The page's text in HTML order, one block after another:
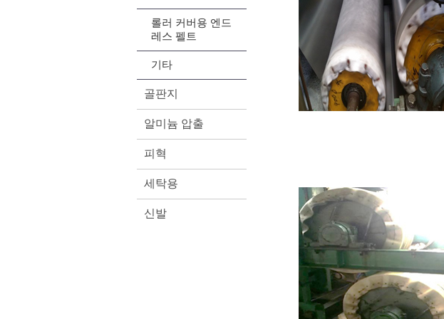
롤러 커버용 엔드
레스 펠트
기타
골판지
알미늄 압출
피혁
세탁용
신발